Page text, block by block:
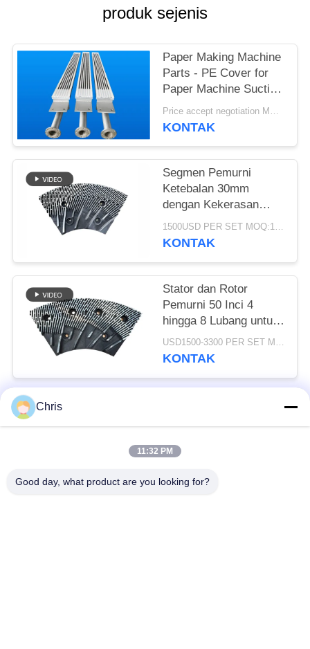
produk sejenis
Paper Making Machine
Parts - PE Cover for
Paper Machine Suction
Box
Price accept negotiation MOQ:1 Set
KONTAK
Segmen Pemurni
Ketebalan 30mm
dengan Kekerasan
63HRC Untuk
Defibrator Pemurni
1500USD PER SET MOQ:1 Set
KONTAK
Stator dan Rotor
Pemurni 50 Inci 4
hingga 8 Lubang untuk
Pemurnian Serat MDF
dan Peningkatan
USD1500-3300 PER SET MOQ:1 set
KONTAK
Bad Request
Chris
11:32 PM
Good day, what product are you looking for?